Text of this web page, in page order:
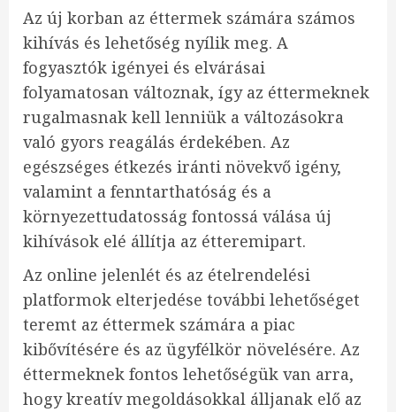
Az új korban az éttermek számára számos
kihívás és lehetőség nyílik meg. A
fogyasztók igényei és elvárásai
folyamatosan változnak, így az éttermeknek
rugalmasnak kell lenniük a változásokra
való gyors reagálás érdekében. Az
egészséges étkezés iránti növekvő igény,
valamint a fenntarthatóság és a
környezettudatosság fontossá válása új
kihívások elé állítja az étteremipart.
Az online jelenlét és az ételrendelési
platformok elterjedése további lehetőséget
teremt az éttermek számára a piac
kibővítésére és az ügyfélkör növelésére. Az
éttermeknek fontos lehetőségük van arra,
hogy kreatív megoldásokkal álljanak elő az